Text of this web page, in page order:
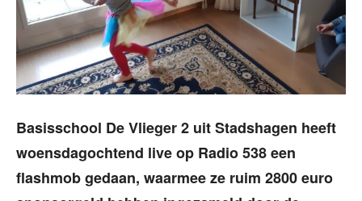
Basisschool De Vlieger 2 uit Stadshagen heeft
woensdagochtend live op Radio 538 een
flashmob gedaan, waarmee ze ruim 2800 euro